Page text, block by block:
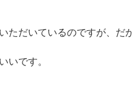
ただいているのですが、だ
いです。